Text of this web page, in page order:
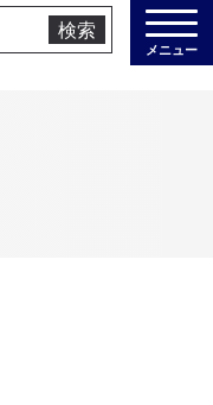
検索
メニュー